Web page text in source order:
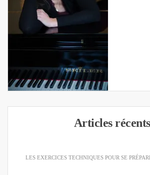
Articles récents
LES EXERCICES TECHNIQUES POUR SE